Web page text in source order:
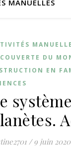
MANUELLES
DU
EN
/ 9 juin 2020